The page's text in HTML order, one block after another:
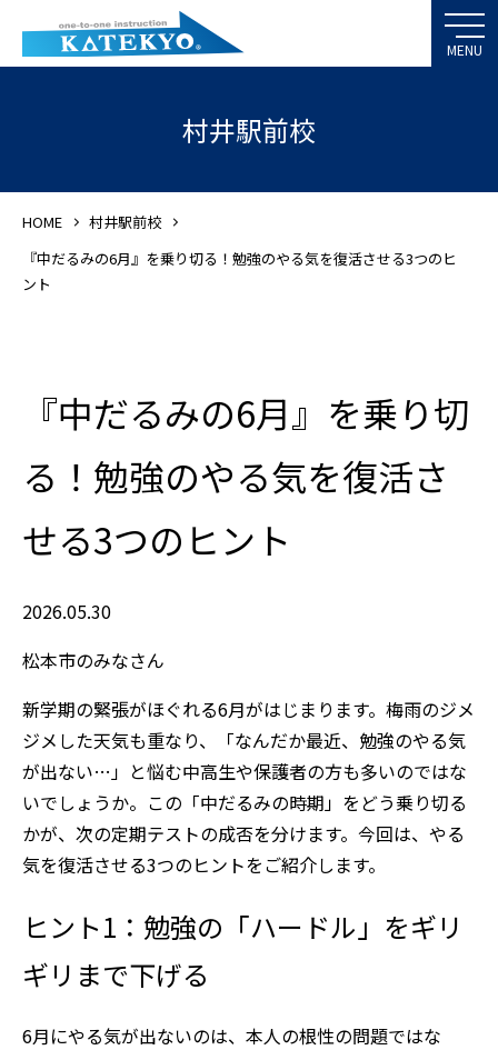
村井駅前校
HOME
村井駅前校
『中だるみの6月』を乗り切る！勉強のやる気を復活させる3つのヒ
ント
『中だるみの6月』を乗り切
る！勉強のやる気を復活さ
せる3つのヒント
2026.05.30
松本市のみなさん
新学期の緊張がほぐれる6月がはじまります。梅雨のジメ
ジメした天気も重なり、「なんだか最近、勉強のやる気
が出ない…」と悩む中高生や保護者の方も多いのではな
いでしょうか。この「中だるみの時期」をどう乗り切る
かが、次の定期テストの成否を分けます。今回は、やる
気を復活させる3つのヒントをご紹介します。
ヒント1：勉強の「ハードル」をギリ
ギリまで下げる
6月にやる気が出ないのは、本人の根性の問題ではな